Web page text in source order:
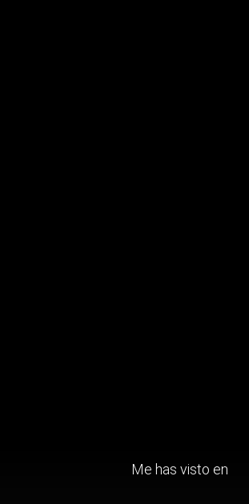
Me has visto en